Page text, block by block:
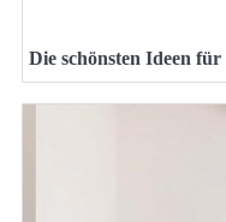
Die schönsten Ideen